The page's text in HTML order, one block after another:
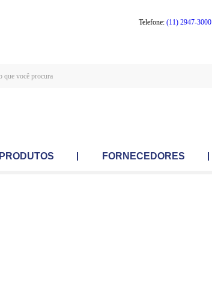
Telefone:(11) 2947-3000
PRODUTOS FORNECEDORES